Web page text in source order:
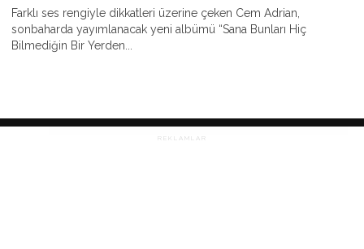
Farklı ses rengiyle dikkatleri üzerine çeken Cem Adrian,
sonbaharda yayımlanacak yeni albümü “Sana Bunları Hiç
Bilmediğin Bir Yerden...
REKLAMLAR